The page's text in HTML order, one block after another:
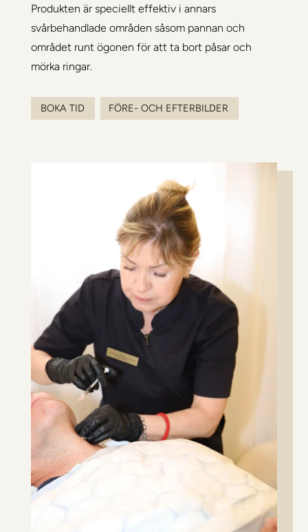
Produkten är speciellt effektiv i annars
svårbehandlade områden såsom pannan och
området runt ögonen för att ta bort påsar och
mörka ringar.
BOKA TID FÖRE- OCH EFTERBILDER